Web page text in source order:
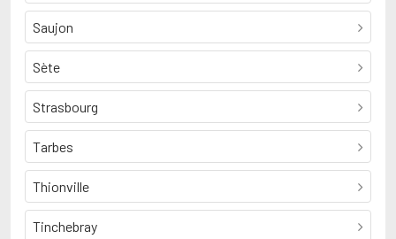
Saujon
Sète
Strasbourg
Tarbes
Thionville
Tinchebray